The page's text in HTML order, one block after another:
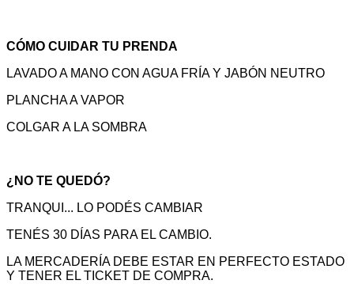
CÓMO CUIDAR TU PRENDA
LAVADO A MANO CON AGUA FRÍA Y JABÓN NEUTRO
PLANCHA A VAPOR
COLGAR A LA SOMBRA
¿NO TE QUEDÓ?
TRANQUI... LO PODÉS CAMBIAR
TENÉS 30 DÍAS PARA EL CAMBIO.
LA MERCADERÍA DEBE ESTAR EN PERFECTO ESTADO
Y TENER EL TICKET DE COMPRA.